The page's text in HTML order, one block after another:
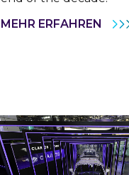
MEHR ERFAHREN
AND
TO